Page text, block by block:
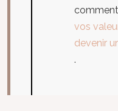
comment
vos
devenir
.